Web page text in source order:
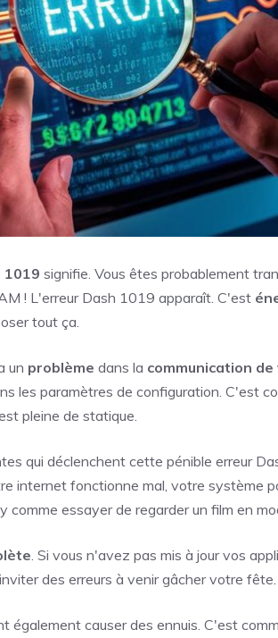
1019 signifie. Vous êtes probablement
! L'erreur Dash 1019 apparaît. C'est
tout ça.
un problème dans la communication
les paramètres de configuration. C'est
pleine de statique.
qui déclenchent cette pénible erreur
internet fonctionne mal, votre système
essayer de regarder un film en
. Si vous n'avez pas mis à jour vos
des erreurs à venir gâcher votre fête.
également causer des ennuis. C'est